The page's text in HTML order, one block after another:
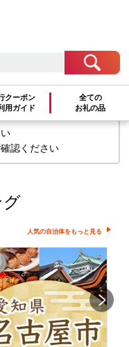
クーポン
用ガイド
全ての
お礼の品
の品はありま
認ください
グ
人気の自治体をもっと見る